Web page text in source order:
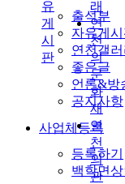
출석부
자유게
연천갤러
좋은글
언론&방
공지사항
사업체등록
등록하기
백학면
유
게
시
판
래
연
천
의
문
화
재
연
천
의
관